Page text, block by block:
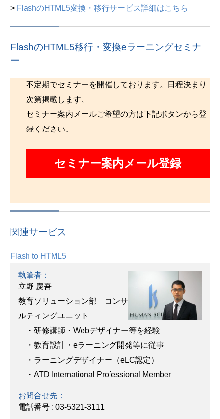
> FlashのHTML5変換・移行サービス詳細はこちら
FlashのHTML5移行・変換eラーニングセミナ
ー
不定期でセミナーを開催しております。日程決まり
次第掲載します。
セミナー案内メールご希望の方は下記ボタンから登
録ください。
セミナー案内メール登録
関連サービス
Flash to HTML5
執筆者：
立野 慶吾
教育ソリューション部 コンサ
ルティングユニット
・研修講師・Webデザイナー等を経験
・教育設計・eラーニング開発等に従事
・ラーニングデザイナー（eLC認定）
・ATD International Professional Member
お問合せ先：
電話番号 : 03-5321-3111